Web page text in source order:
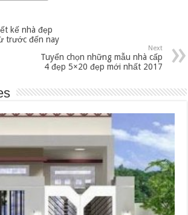
kế nhà đẹp
trước đến nay
Next
Tuyển chọn những mẫu nhà cấp
4 đẹp 5×20 đẹp mới nhất 2017